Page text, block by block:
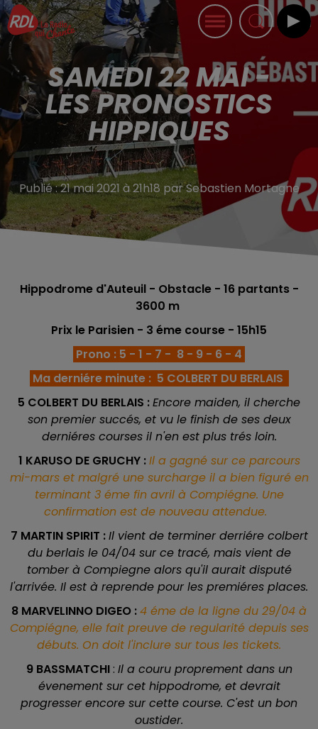
SAMEDI 22 MAI -
LES PRONOSTICS
HIPPIQUES
Publié : 21 mai 2021 à 21h18 par Sebastien Mortagne
Hippodrome d'Auteuil - Obstacle - 16 partants -
3600 m
Prix le Parisien - 3 éme course - 15h15
Prono : 5 - 1 - 7 - 8 - 9 - 6 - 4
Ma derniére minute : 5 COLBERT DU BERLAIS
5 COLBERT DU BERLAIS :Encore maiden, il cherche
son premier succés, et vu le finish de ses deux
derniéres courses il n'en est plus trés loin.
1 KARUSO DE GRUCHY :Il a gagné sur ce parcours
mi-mars et malgré une surcharge il a bien figuré en
terminant 3 éme fin avril à Compiégne. Une
confirmation est de nouveau attendue.
7 MARTIN SPIRIT :Il vient de terminer derriére colbert
du berlais le 04/04 sur ce tracé, mais vient de
tomber à Compiegne alors qu'il aurait disputé
l'arrivée. Il est à reprende pour les premiéres places.
8 MARVELINNO DIGEO :4 éme de la ligne du 29/04 à
Compiégne, elle fait preuve de regularité depuis ses
débuts. On doit l'inclure sur tous les tickets.
9 BASSMATCHI : Il a couru proprement dans un
évenement sur cet hippodrome, et devrait
progresser encore sur cette course. C'est un bon
oustider.